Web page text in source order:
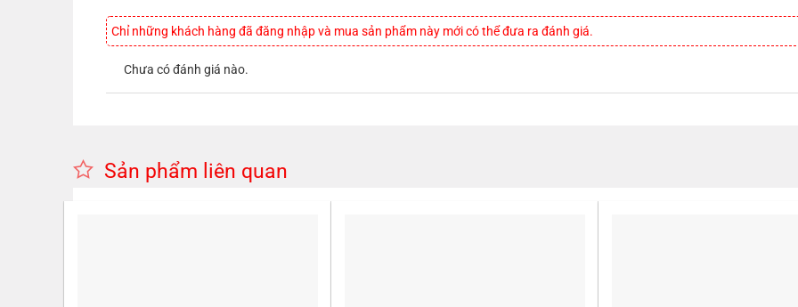
Chỉ những khách hàng đã đăng nhập và mua sản phẩm này mới có thể đưa ra đánh giá.
Chưa có đánh giá nào.
Sản phẩm liên quan